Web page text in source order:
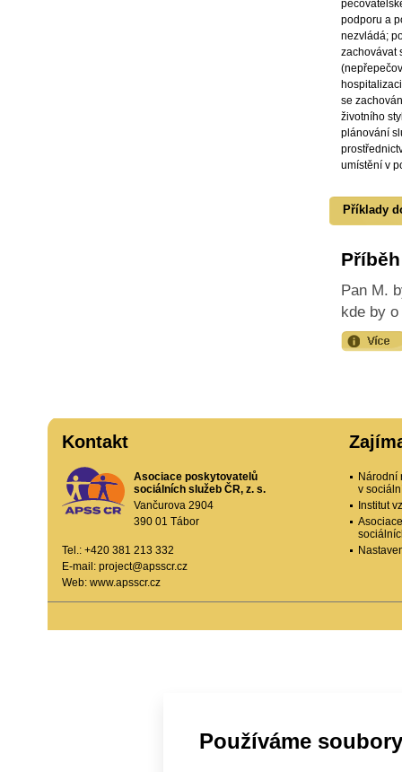
Používáme
podporu a
nezvládá;
zachovávat
se
životního
plánování
umístění v
Příklady
Pan M.
kde by
Kontakt
Asociace poskytovatelů
sociálních služeb ČR, z. s.
Vančurova 2904
390 01 Tábor
Tel.: +420 381 213 332
E-mail: project@apsscr.cz
Web: www.apsscr.cz
Národní
v
Institut